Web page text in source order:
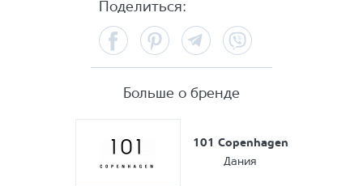
Поделиться:
FacebookPinterest Telegram
Больше о бренде
101 Copenhagen
Дания